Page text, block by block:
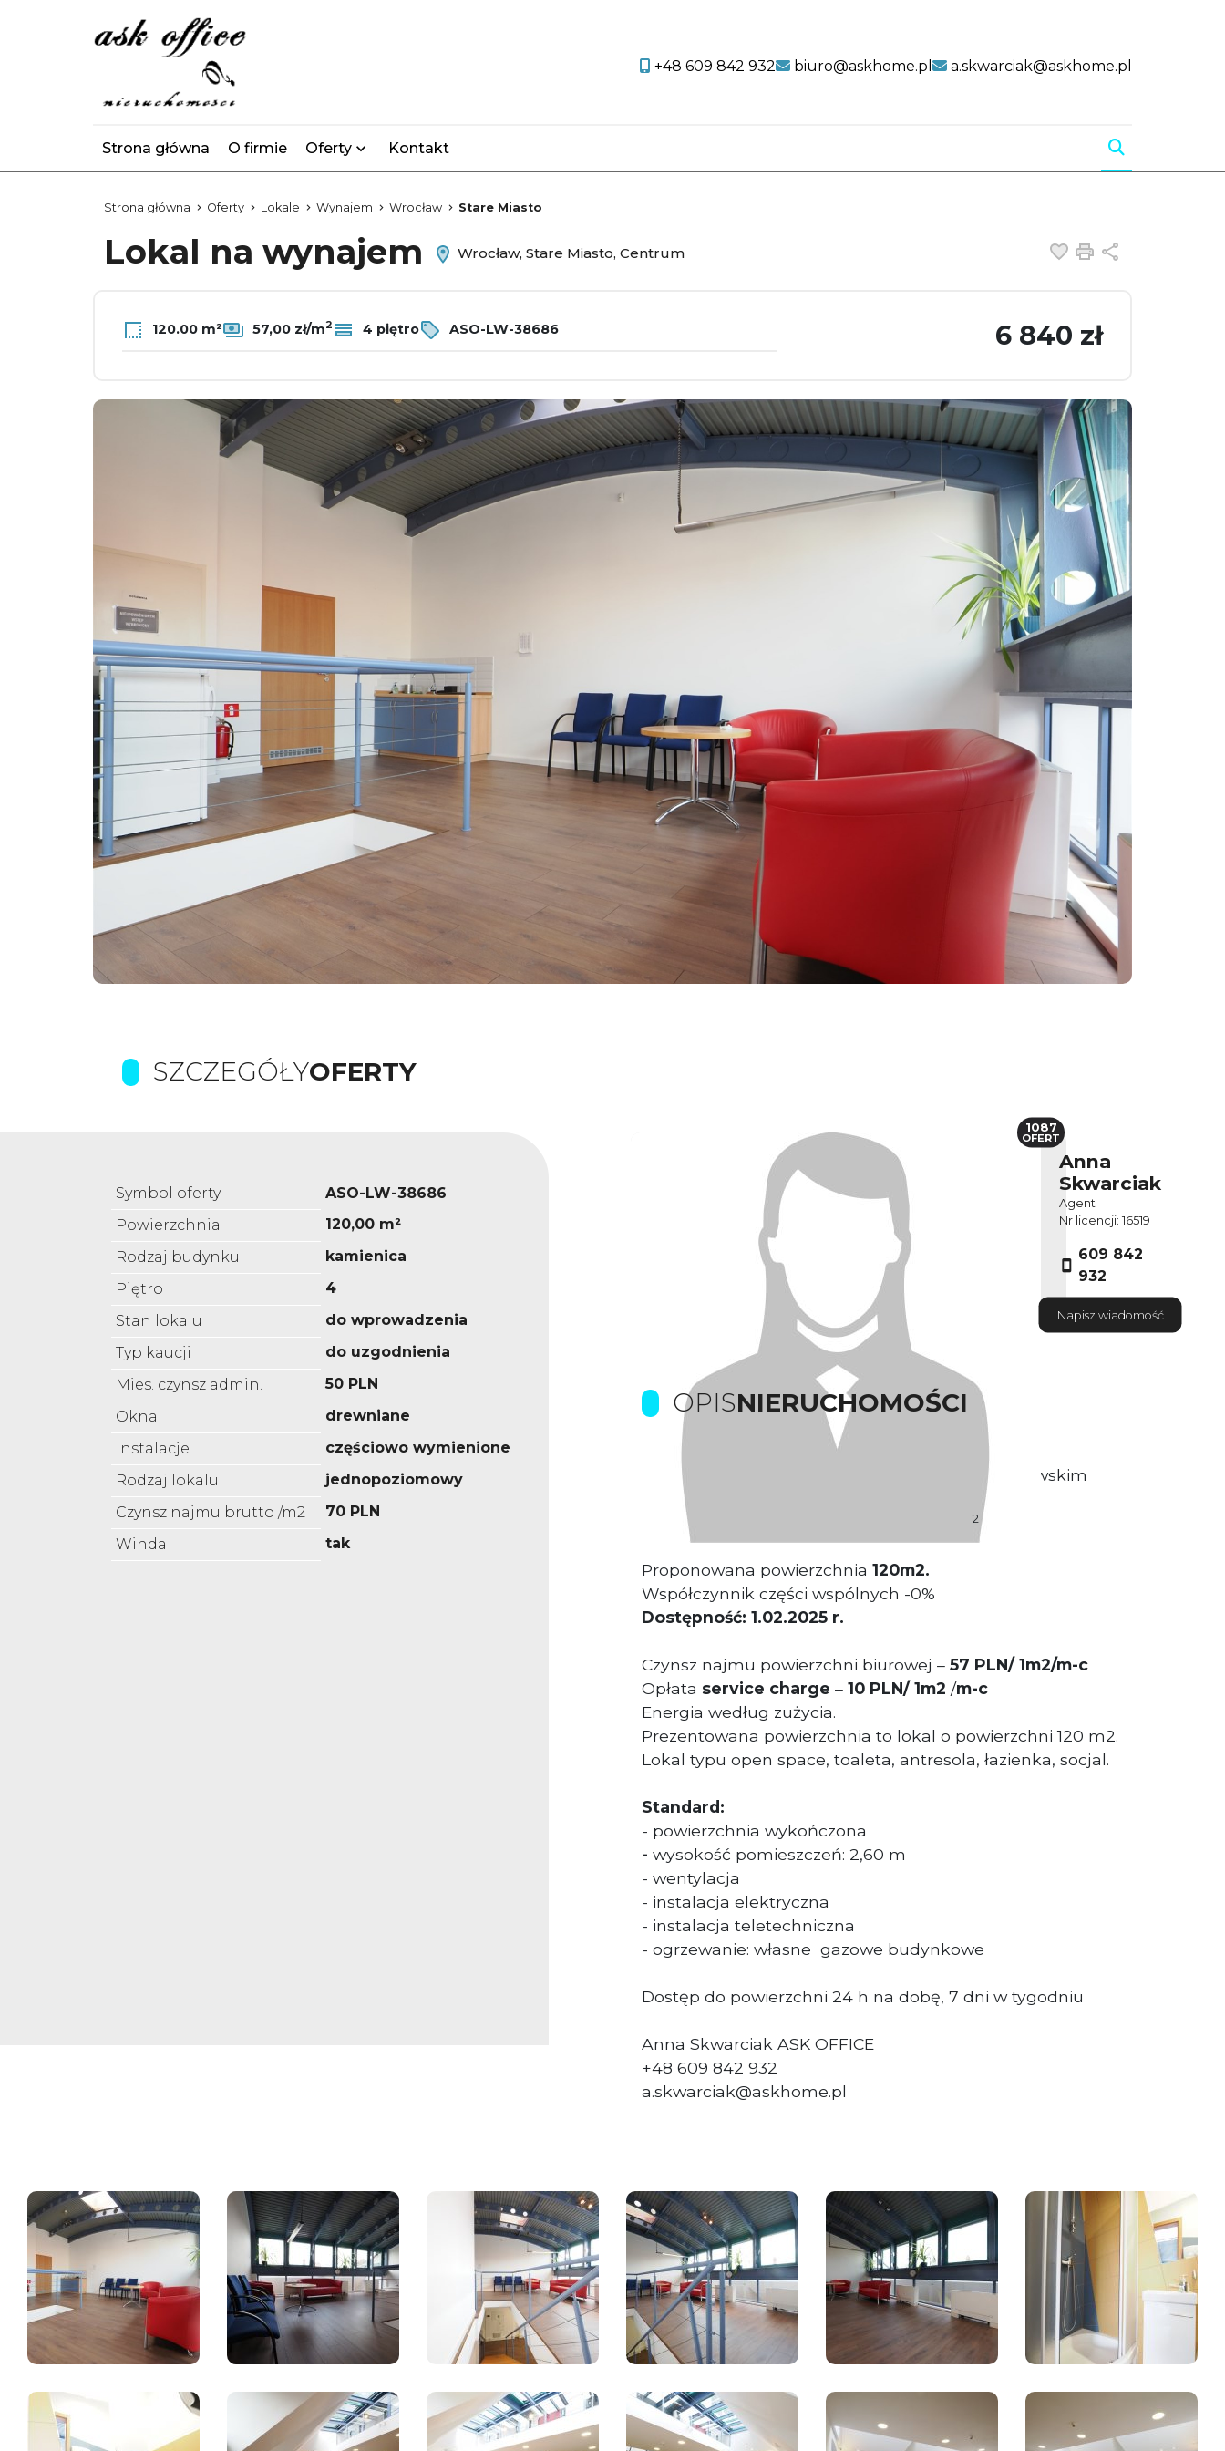
+48 609 842 932 biuro@askhome.pl a.skwarciak@askhome.pl
Strona główna O firmie Oferty Kontakt
Strona główna Oferty Lokale Wynajem Wrocław Stare Miasto
Lokal na wynajem Wrocław, Stare Miasto, Centrum Dodaj do
Drukuj
120.00 m² 57,00 zł/m2 4 piętro ASO-LW-38686 6 840 zł
SZCZEGÓŁYOFERTY
Symbol oferty
ASO-LW-38686
Powierzchnia
120,00 m²
Rodzaj budynku
kamienica
Piętro
4
Stan lokalu
do wprowadzenia
Typ kaucji
do uzgodnienia
Mies. czynsz admin.
50 PLN
Okna
drewniane
Instalacje
częściowo wymienione
Rodzaj lokalu
jednopoziomowy
Czynsz najmu brutto /m2
70 PLN
Winda
tak
Anna
Skwarciak
Agent
Nr licencji: 16519
609 842
932
Napisz wiadomość
1087
OFERT
OPISNIERUCHOMOŚCI
Kamienica biurowa usytuowana tuz przy wrocławskim
Rynku.
Całkowita powierzchnia budynku: 600 m
2
Proponowana powierzchnia 120m2.
Współczynnik części wspólnych -0%
Dostępność: 1.02.2025 r.
Czynsz najmu powierzchni biurowej – 57 PLN/ 1m2/m-c
Opłata service charge – 10 PLN/ 1m2 /m-c
Energia według zużycia.
Prezentowana powierzchnia to lokal o powierzchni 120 m2.
Lokal typu open space, toaleta, antresola, łazienka, socjal.
Standard:
- powierzchnia wykończona
- wysokość pomieszczeń: 2,60 m
- wentylacja
- instalacja elektryczna
- instalacja teletechniczna
- ogrzewanie: własne gazowe budynkowe
Dostęp do powierzchni 24 h na dobę, 7 dni w tygodniu
Anna Skwarciak ASK OFFICE
+48 609 842 932
a.skwarciak@askhome.pl